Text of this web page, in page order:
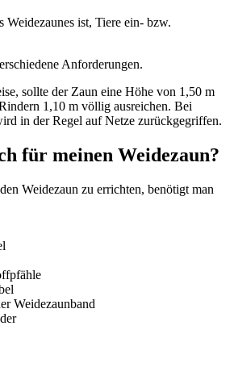
ist, Tiere ein- bzw.
Anforderungen.
sollte der Zaun eine Höhe von 1,50 m
1,10 m völlig ausreichen. Bei
in der Regel auf Netze zurückgegriffen.
für meinen Weidezaun?
Weidezaun zu errichten, benötigt man
Weidezaunband